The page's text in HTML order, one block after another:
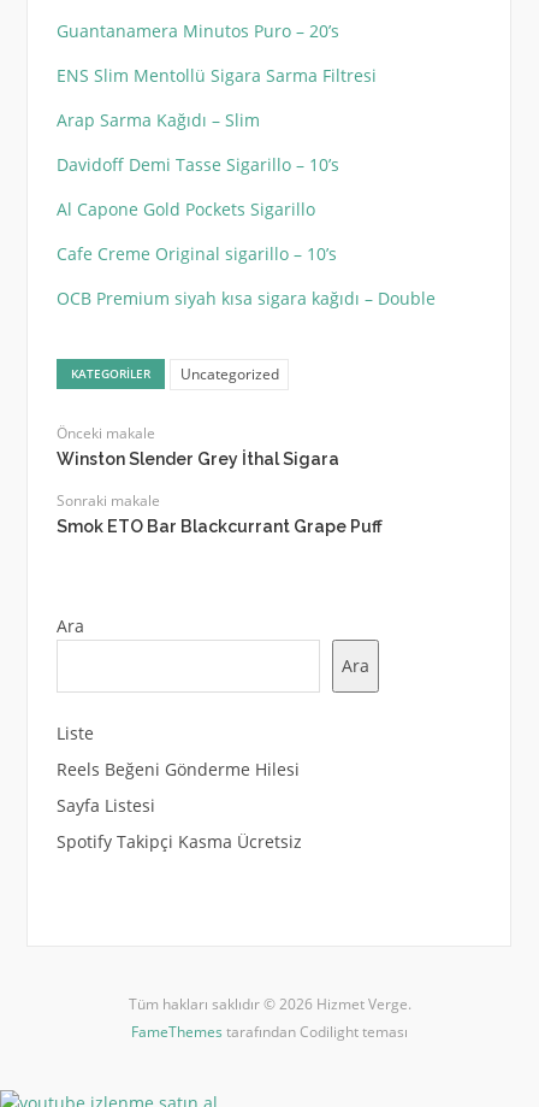
Guantanamera Minutos Puro – 20’s
ENS Slim Mentollü Sigara Sarma Filtresi
Arap Sarma Kağıdı – Slim
Davidoff Demi Tasse Sigarillo – 10’s
Al Capone Gold Pockets Sigarillo
Cafe Creme Original sigarillo – 10’s
OCB Premium siyah kısa sigara kağıdı – Double
KATEGORILER Uncategorized
Önceki makale
Winston Slender Grey İthal Sigara
Sonraki makale
Smok ETO Bar Blackcurrant Grape Puff
Ara
Ara
Liste
Reels Beğeni Gönderme Hilesi
Sayfa Listesi
Spotify Takipçi Kasma Ücretsiz
Tüm hakları saklıdır © 2026 Hizmet Verge.
FameThemes tarafından Codilight teması